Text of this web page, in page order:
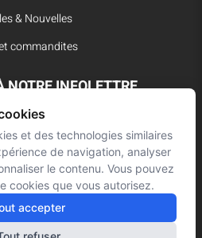
& Nouvelles
commandites
NOTRE INFOLETTRE
innovations pour vos interventions
aucune nouvelle de L’Arsenal.
et des technologies similaires
de navigation, analyser
le contenu. Vous pouvez
cookies que vous autorisez.
accepter